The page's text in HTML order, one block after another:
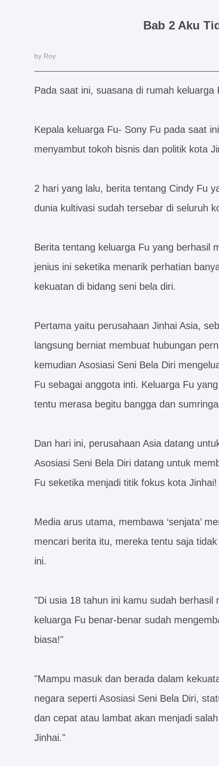
Bab 2 Aku
by Roy
Pada saat ini, suasana di rumah
Kepala keluarga Fu- Sony Fu pada saat
menyambut tokoh bisnis dan politik kota
2 hari yang lalu, berita tentang Cindy Fu
dunia kultivasi sudah tersebar di seluruh
Berita tentang keluarga Fu yang berhasil
jenius ini seketika menarik perhatian
kekuatan di bidang seni bela diri.
Pertama yaitu perusahaan Jinhai Asia,
langsung berniat membuat hubungan
kemudian Asosiasi Seni Bela Diri
Fu sebagai anggota inti. Keluarga Fu
tentu merasa begitu bangga dan
Dan hari ini, perusahaan Asia datang
Asosiasi Seni Bela Diri datang untuk
Fu seketika menjadi titik fokus kota Jinhai!
Media arus utama, membawa ‘senjata’
mencari berita itu, mereka tentu saja
ini.
"Di usia 18 tahun ini kamu sudah
keluarga Fu benar-benar sudah
biasa!"
"Mampu masuk dan berada dalam
negara seperti Asosiasi Seni Bela Diri,
dan cepat atau lambat akan menjadi
Jinhai."